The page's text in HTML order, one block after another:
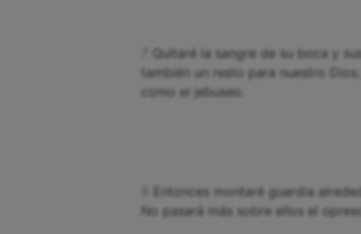
Quitaré la sangre de su boca y
también un resto para nuestro
como el jebuseo.
Entonces montaré guardia
No pasará más sobre ellos el